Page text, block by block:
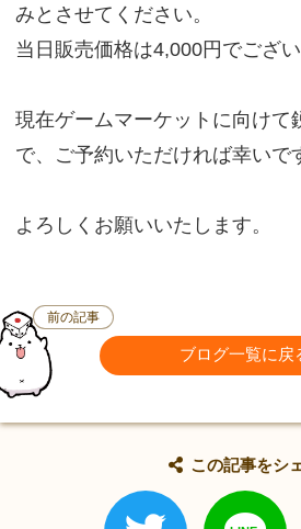
みとさせてください。
当日販売価格は4,000円でござい
現在ゲームマーケットに向けて
で、ご予約いただければ幸いで
よろしくお願いいたします。
前の記事
ブログ一覧に戻
この記事をシ